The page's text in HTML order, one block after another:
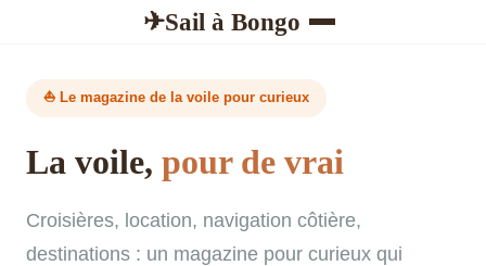
✈Sail à Bongo
⛵ Le magazine de la voile pour curieux
La voile, pour de vrai
Croisières, location, navigation côtière,
destinations : un magazine pour curieux qui